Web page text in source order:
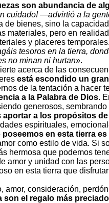
son abundancia de
cuidado! —advirtió a la
de bienes, sino la
materiales, pero en
y placeres temporales.
tesoros en la tierra,
no minan ni hurtan».
acerca de las
está escondido un
de la tentación a hacer
a la Palabra de Dios.
generosos, sembrando
aportar a los propósitos
espirituales,
en esta tierra
como estilo de vida. Si
hermosa que podemos
amor y unidad con las
en esta tierra que
amor, consideración,
son el regalo más